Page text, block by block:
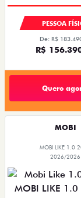
PESSOA
De: R$
R$
Quero
MOBI
MOBI LIKE 1.0
2026/2026